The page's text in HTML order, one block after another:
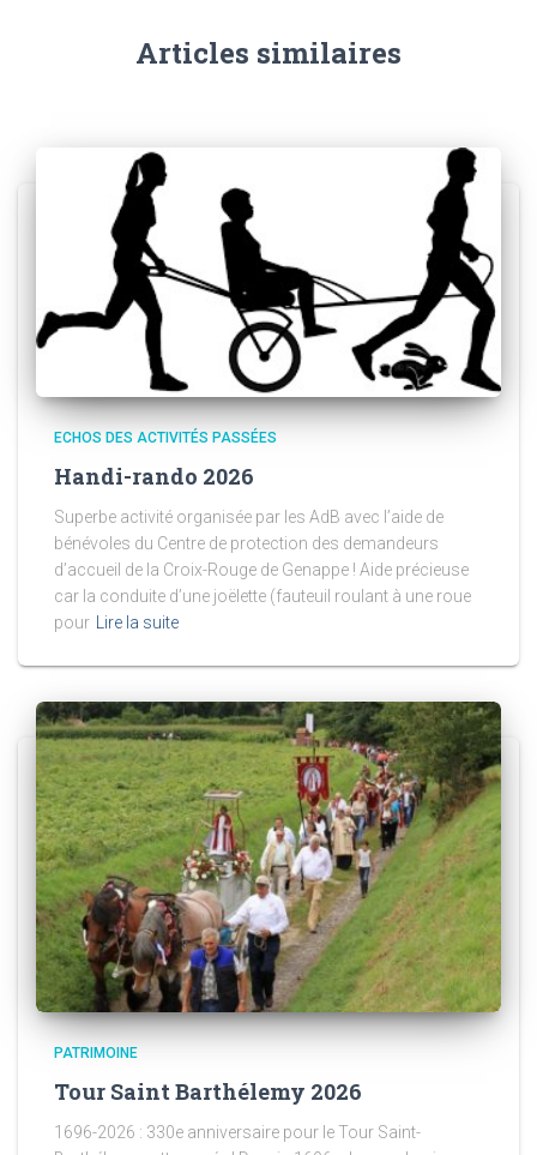
Articles similaires
ECHOS DES ACTIVITÉS PASSÉES
Handi-rando 2026
Superbe activité organisée par les AdB avec l’aide de
bénévoles du Centre de protection des demandeurs
d’accueil de la Croix-Rouge de Genappe ! Aide précieuse
car la conduite d’une joëlette (fauteuil roulant à une roue
pour
Lire la suite
PATRIMOINE
Tour Saint Barthélemy 2026
1696-2026 : 330e anniversaire pour le Tour Saint-